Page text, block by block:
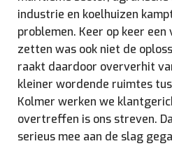
industrie en koelhuizen
problemen. Keer op keer
zetten was ook niet de
raakt daardoor oververhit
kleiner wordende ruimtes
Kolmer werken we
overtreffen is ons streven.
serieus mee aan de slag